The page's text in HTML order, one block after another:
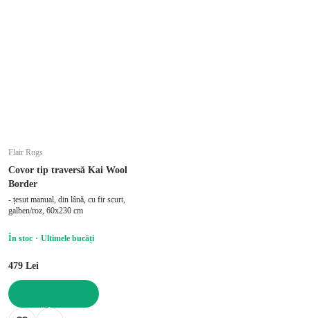
Flair Rugs
Covor tip traversă Kai Wool
Border
- țesut manual, din lână, cu fir scurt,
galben/roz, 60x230 cm
În stoc Ultimele bucăți
479 Lei
ADAUGĂ ÎN COȘ